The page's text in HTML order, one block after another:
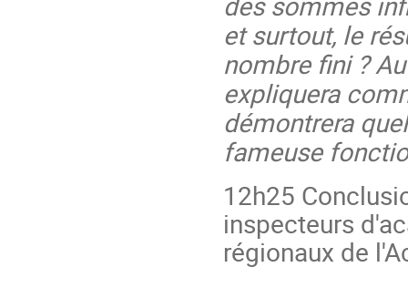
et surtout, le
nombre fini ?
expliquera
démontrera
fameuse
12h25
inspecteurs
régionaux de